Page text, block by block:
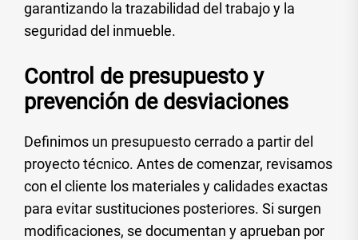
garantizando la trazabilidad del trabajo y la
seguridad del inmueble.
Control de presupuesto y
prevención de desviaciones
Definimos un presupuesto cerrado a partir del
proyecto técnico. Antes de comenzar, revisamos
con el cliente los materiales y calidades exactas
para evitar sustituciones posteriores. Si surgen
modificaciones, se documentan y aprueban por